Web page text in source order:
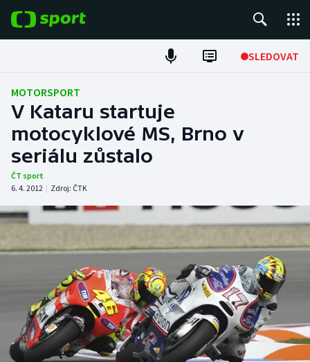
SLEDOVAT
Fotbal
Hokej
Tenis
Atletika
Cyklistika
DALŠÍ SPORTY
Americký fotbal
Baseball a softbal
Basketbal
NEPŘEHLÉDNĚTE
Soutěže
Historické návraty
MOTORSPORT
V Kataru startuje
motocyklové MS, Brno v
seriálu zůstalo
ČT sport
6. 4. 2012 | Zdroj: ČTK